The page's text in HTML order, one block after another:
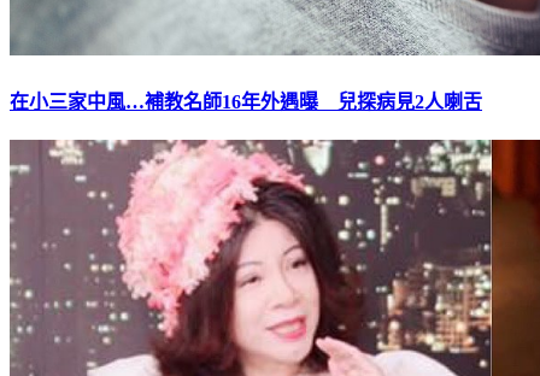
在小三家中風…補教名師16年外遇曝 兒探病見2人喇舌